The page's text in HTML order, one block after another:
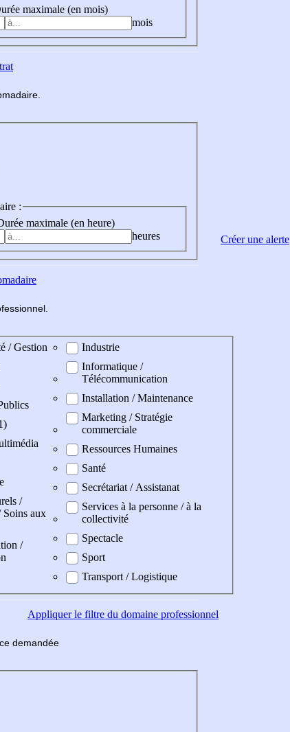
maximale (en mois)
mois
madaire
:
maximale (en heure)
heures
fessionnel
/ Gestion
/
Soins aux
/
Industrie
Informatique /
Télécommunication
Installation / Maintenance
Marketing / Stratégie
commerciale
Ressources Humaines
Santé
Secrétariat / Assistanat
Services à la personne / à la
collectivité
Spectacle
Sport
Transport / Logistique
Appliquerle filtre du domaine professionnel
demandée
Créer une alerte